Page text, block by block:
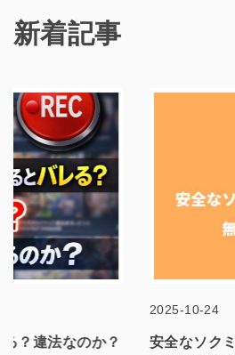
新着記事
安全なソクミル動画ダウンロー